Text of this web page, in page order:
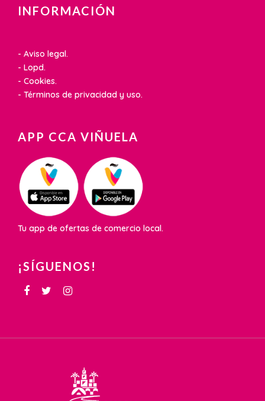
INFORMACIÓN
- Aviso legal.
- Lopd.
- Cookies.
- Términos de privacidad y uso.
APP CCA VIÑUELA
Tu app de ofertas de comercio local.
¡SÍGUENOS!